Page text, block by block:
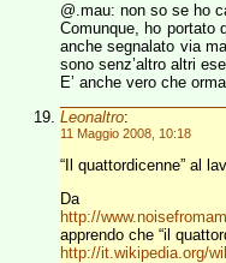
@.mau: non so se ho
Comunque, ho portato
anche segnalato via
sono senz’altro altri
E’ anche vero che
Leonaltro:
11 Maggio 2008, 10:18
“Il quattordicenne” al
Da un
http://
apprendo che “il
http://it.wikipedia.org/